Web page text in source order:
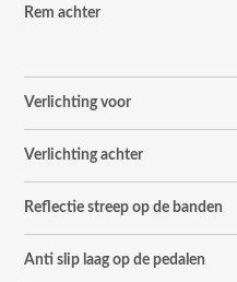
Rem achter
Verlichting voor
Verlichting achter
Reflectie streep op de banden
Anti slip laag op de pedalen